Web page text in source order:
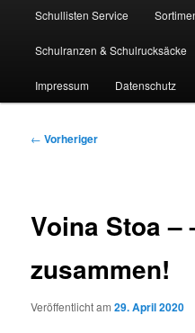
Schullisten Service
Schulranzen & Schulrucksäcke
Impressum Datenschutz
Beitragsnavigation
← Vorheriger
Voina Stoa –
zusammen!
Veröffentlicht am29. April 2020